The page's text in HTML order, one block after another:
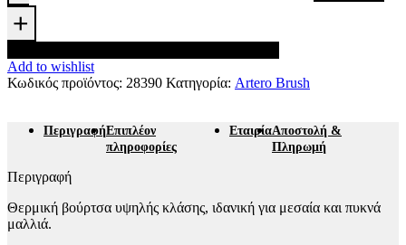
Add to wishlist
Κωδικός προϊόντος: 28390 Κατηγορία: Artero Brush
ΠεριγραφήΕπιπλέον
πληροφορίες
ΕταιρίαΑποστολή &
Πληρωμή
Περιγραφή
Θερμική βούρτσα υψηλής κλάσης, ιδανική για μεσαία και πυκνά
μαλλιά.